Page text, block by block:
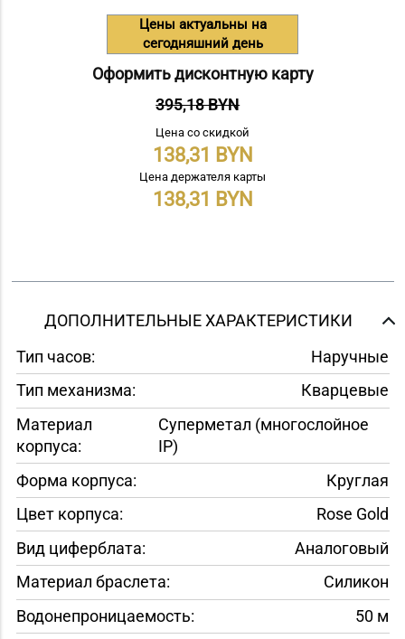
Цены актуальны на
сегодняшний день
Оформить дисконтную карту
395,18 BYN
Цена со скидкой
138,31
Цена держателя карты
138,31
ДОПОЛНИТЕЛЬНЫЕ ХАРАКТЕРИСТИКИ
Тип часов:
Наручные
Тип механизма:
Кварцевые
Материал
корпуса:
Суперметал (многослойное
IP)
Форма корпуса:
Круглая
Цвет корпуса:
Rose Gold
Вид циферблата:
Аналоговый
Материал браслета:
Силикон
Водонепроницаемость:
50 м